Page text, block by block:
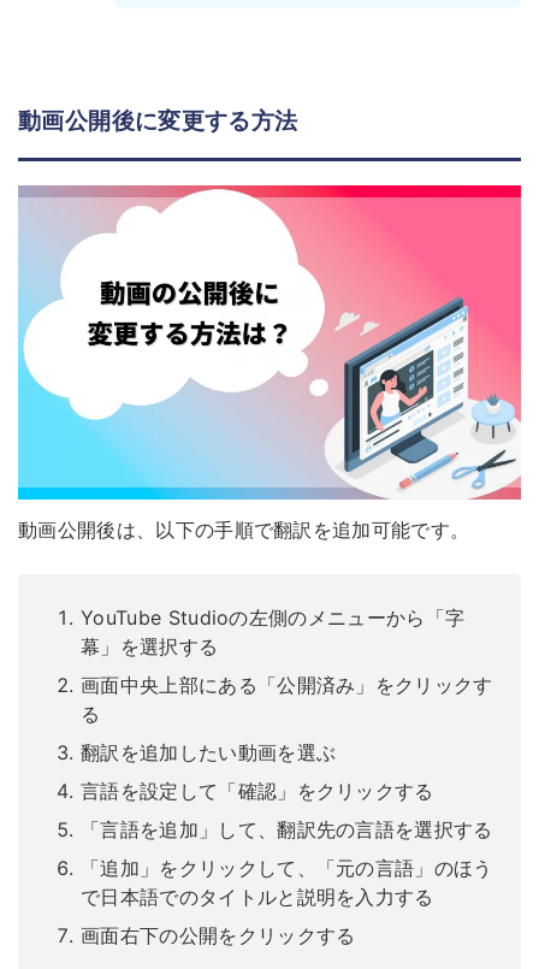
動画公開後に変更する方法
動画公開後は、以下の手順で翻訳を追加可能です。
YouTube Studioの左側のメニューから「字
幕」を選択する
画面中央上部にある「公開済み」をクリックす
る
翻訳を追加したい動画を選ぶ
言語を設定して「確認」をクリックする
「言語を追加」して、翻訳先の言語を選択する
「追加」をクリックして、「元の言語」のほう
で日本語でのタイトルと説明を入力する
画面右下の公開をクリックする